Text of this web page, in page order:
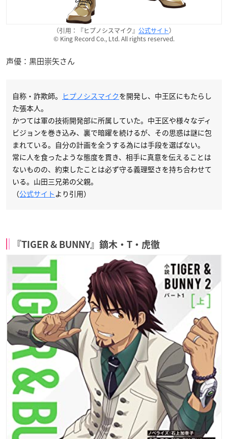
（引用：『ヒプノシスマイク』 公式サイト）
© King Record Co., Ltd. All rights reserved.
声優：黒田崇矢さん
自称・詐欺師。 ヒプノシスマイクを開発し、中王区にもたらし
た張本人。
かつては軍の技術開発部に所属していた。中王区や様々なディ
ビジョンを巻き込み、裏で暗躍を続けるが、その思惑は謎に包
まれている。自分の計画を全うする為には手段を選ばない。
常に人を食ったような態度を貫き、相手に真意を伝えることは
ないものの、約束したことは必ず守る義理堅さを持ち合わせて
いる。山田三兄弟の父親。
（公式サイト より引用）
『TIGER & BUNNY』鏑木・T・虎徹